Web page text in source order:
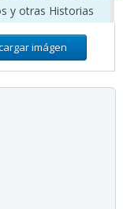
y otras Historias
imágen